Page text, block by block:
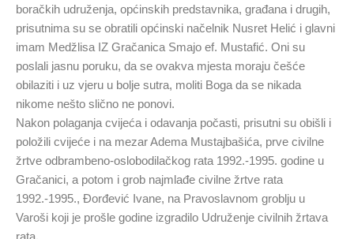
boračkih udruženja, općinskih predstavnika, građana i drugih,
prisutnima su se obratili općinski načelnik Nusret Helić i glavni
imam Medžlisa IZ Gračanica Smajo ef. Mustafić. Oni su
poslali jasnu poruku, da se ovakva mjesta moraju češće
obilaziti i uz vjeru u bolje sutra, moliti Boga da se nikada
nikome nešto slično ne ponovi.
Nakon polaganja cvijeća i odavanja počasti, prisutni su obišli i
položili cvijeće i na mezar Adema Mustajbašića, prve civilne
žrtve odbrambeno-oslobodilačkog rata 1992.-1995. godine u
Gračanici, a potom i grob najmlađe civilne žrtve rata
1992.-1995., Đorđević Ivane, na Pravoslavnom groblju u
Varoši koji je prošle godine izgradilo Udruženje civilnih žrtava
rata.